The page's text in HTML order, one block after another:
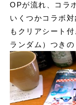
OPが流れ、コラ
いくつかコラボ
もクリアシート
ランダム）つきの